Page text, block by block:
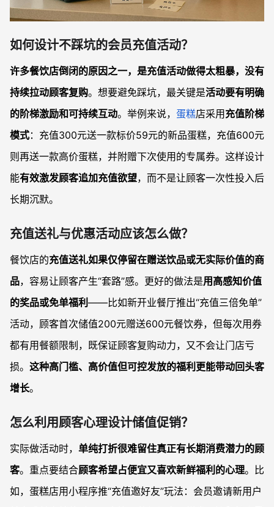
如何设计不踩坑的会员充值活动？
许多餐饮店倒闭的原因之一，是充值活动做得太粗暴，没有
持续拉动顾客复购。想要避免踩坑，最关键是活动要有明确
的阶梯激励和可持续互动。举例来说， 蛋糕店采用 充值阶梯
模式：充值300元送一款标价59元的新品蛋糕，充值600元
则再送一款高价蛋糕，并附赠下次使用的专属券。这样设计
能有效激发顾客追加充值欲望，而不是让顾客一次性投入后
长期沉默。
充值送礼与优惠活动应该怎么做？
餐饮店的充值送礼如果仅停留在赠送饮品或无实际价值的商
品，容易让顾客产生“套路”感。更好的做法是用高感知价值
的奖品或免单福利 ——比如新开业餐厅推出“充值三倍免单”
活动，顾客首次储值200元赠送600元餐饮券，但每次用券
都有用餐额限制，既保证顾客复购动力，又不会让门店亏
损。 这种高门槛、高价值但可控发放的福利更能带动回头客
增长。
怎么利用顾客心理设计储值促销？
实际做活动时， 单纯打折很难留住真正有长期消费潜力的顾
客。重点要结合顾客希望占便宜又喜欢新鲜福利的心理。比
如，蛋糕店用小程序推“充值邀好友”玩法：会员邀请新用户